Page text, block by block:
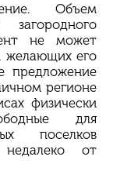
Объем
загородного
не может
желающих его
предложение
регионе
физически
для
поселков
недалеко от